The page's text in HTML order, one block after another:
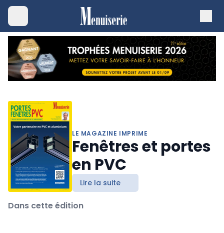
LE MAGAZINE IMPRIME
Fenêtres et portes
en PVC
Lire la suite
Dans cette édition